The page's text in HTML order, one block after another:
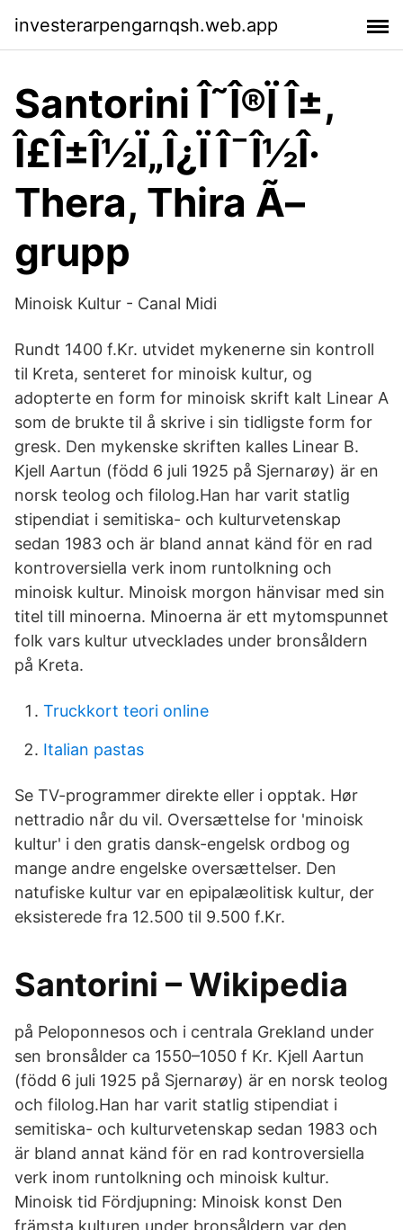
investerarpengarnqsh.web.app
Santorini Î˜Î®Ï Î±,
Î£Î±Î½Ï„Î¿Ï Î¯Î½Î·
Thera, Thira Ã–
grupp
Minoisk Kultur - Canal Midi
Rundt 1400 f.Kr. utvidet mykenerne sin kontroll
til Kreta, senteret for minoisk kultur, og
adopterte en form for minoisk skrift kalt Linear A
som de brukte til å skrive i sin tidligste form for
gresk. Den mykenske skriften kalles Linear B.
Kjell Aartun (född 6 juli 1925 på Sjernarøy) är en
norsk teolog och filolog.Han har varit statlig
stipendiat i semitiska- och kulturvetenskap
sedan 1983 och är bland annat känd för en rad
kontroversiella verk inom runtolkning och
minoisk kultur. Minoisk morgon hänvisar med sin
titel till minoerna. Minoerna är ett mytomspunnet
folk vars kultur utvecklades under bronsåldern
på Kreta.
Truckkort teori online
Italian pastas
Se TV-programmer direkte eller i opptak. Hør
nettradio når du vil. Oversættelse for 'minoisk
kultur' i den gratis dansk-engelsk ordbog og
mange andre engelske oversættelser. Den
natufiske kultur var en epipalæolitisk kultur, der
eksisterede fra 12.500 til 9.500 f.Kr.
Santorini – Wikipedia
på Peloponnesos och i centrala Grekland under
sen bronsålder ca 1550–1050 f Kr. Kjell Aartun
(född 6 juli 1925 på Sjernarøy) är en norsk teolog
och filolog.Han har varit statlig stipendiat i
semitiska- och kulturvetenskap sedan 1983 och
är bland annat känd för en rad kontroversiella
verk inom runtolkning och minoisk kultur.
Minoisk tid Fördjupning: Minoisk konst Den
främsta kulturen under bronsåldern var den